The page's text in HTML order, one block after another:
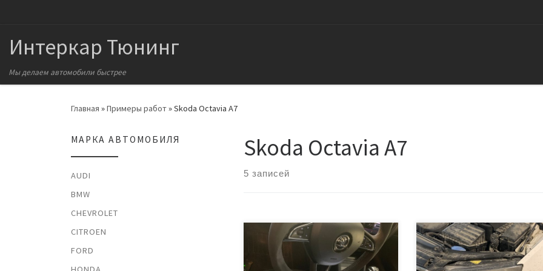
Интеркар Тюнинг
Мы делаем автомобили быстрее
Главная »Примеры работ»Skoda Octavia A7
Skoda Octavia A7
5 записей
Случилась стандартная проблема
для многих Октавий в кузове а7, а
именно ошибка P0420. Это
Автомобиль Шкода Октавия в
кузове А7, с дизельным
2.0 литра, мощностью 150
МАРКА АВТОМОБИЛЯ
AUDI
BMW
CHEVROLET
CITROEN
FORD